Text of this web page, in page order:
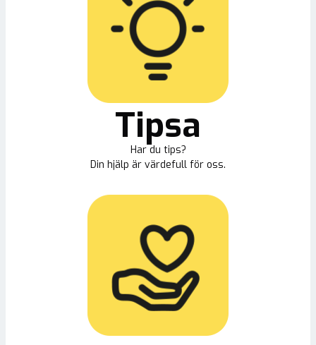
Tipsa
Har du tips?
Din hjälp är värdefull för oss.